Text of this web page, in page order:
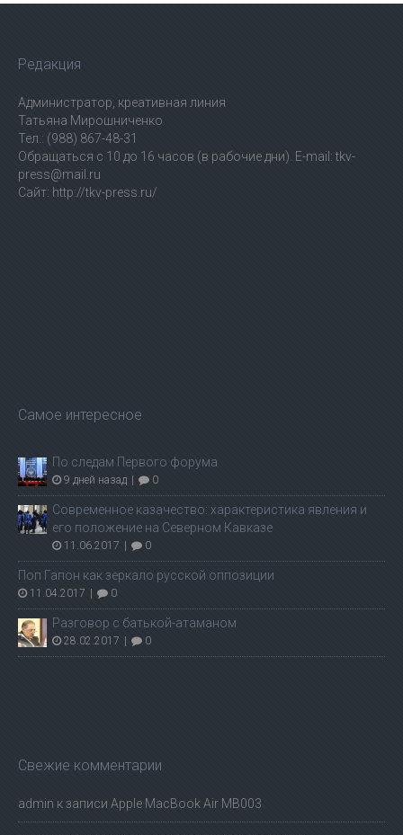
Редакция
Администратор, креативная линия
Татьяна Мирошниченко
Тел.: (988) 867-48-31
Обращаться с 10 до 16 часов (в рабочие дни). E-mail: tkv-
press@mail.ru
Сайт: http://tkv-press.ru/
Самое интересное
По следам Первого форума
9 дней назад 0
Современное казачество: характеристика явления и
его положение на Северном Кавказе
11.06.2017 0
Поп Гапон как зеркало русской оппозиции
11.04.2017 0
Разговор с батькой-атаманом
28.02.2017 0
Свежие комментарии
admin к записи Apple MacBook Air MB003